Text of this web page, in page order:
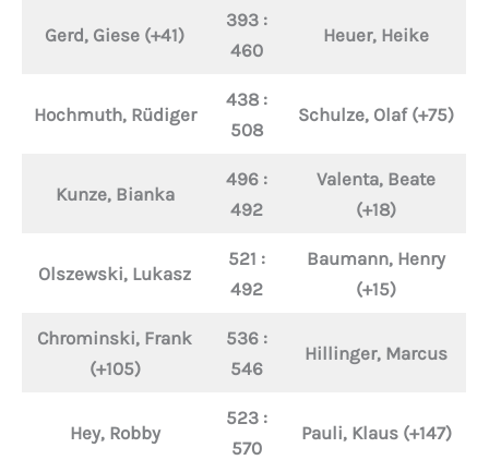
Gerd, Giese (+41)
393 :
460
Heuer, Heike
Hochmuth, Rüdiger
438 :
508
Schulze, Olaf (+75)
Kunze, Bianka
496 :
492
Valenta, Beate
(+18)
Olszewski, Lukasz
521 :
492
Baumann, Henry
(+15)
Chrominski, Frank
(+105)
536 :
546
Hillinger, Marcus
Hey, Robby
523 :
570
Pauli, Klaus (+147)